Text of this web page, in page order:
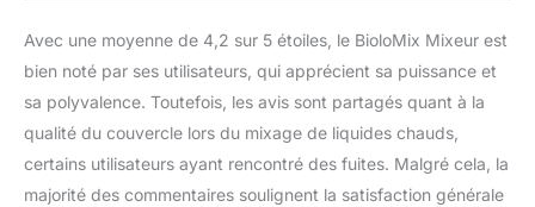
Wasserkocher, 1 x 600ml
Tasse, 1 x Rührstab, 1 x
Bedienungsanleitung.
Kundendienst: 2 Jahre
erweiterte Garantie für
den Motor, 1 Jahr
Garantie für das
Avec une moyenne de 4,2 sur 5 étoiles, le BioloMix Mixeur est
bien noté par ses utilisateurs, qui apprécient sa puissance et
sa polyvalence. Toutefois, les avis sont partagés quant à la
qualité du couvercle lors du mixage de liquides chauds,
certains utilisateurs ayant rencontré des fuites. Malgré cela, la
majorité des commentaires soulignent la satisfaction générale